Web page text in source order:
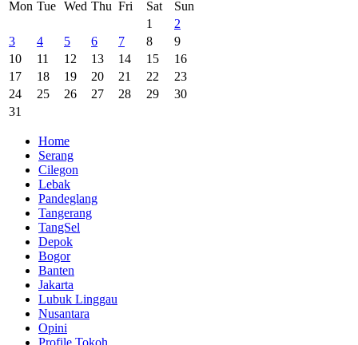
Mon Tue Wed Thu Fri Sat
Sun
1
2
3
4 5 6 7 8
9
10
11 12 13 14 15
16
17
18 19 20 21 22
23
24
25 26 27 28 29
30
31
Home
Serang
Cilegon
Lebak
Pandeglang
Tangerang
TangSel
Depok
Bogor
Banten
Jakarta
Lubuk Linggau
Nusantara
Opini
Profile Tokoh